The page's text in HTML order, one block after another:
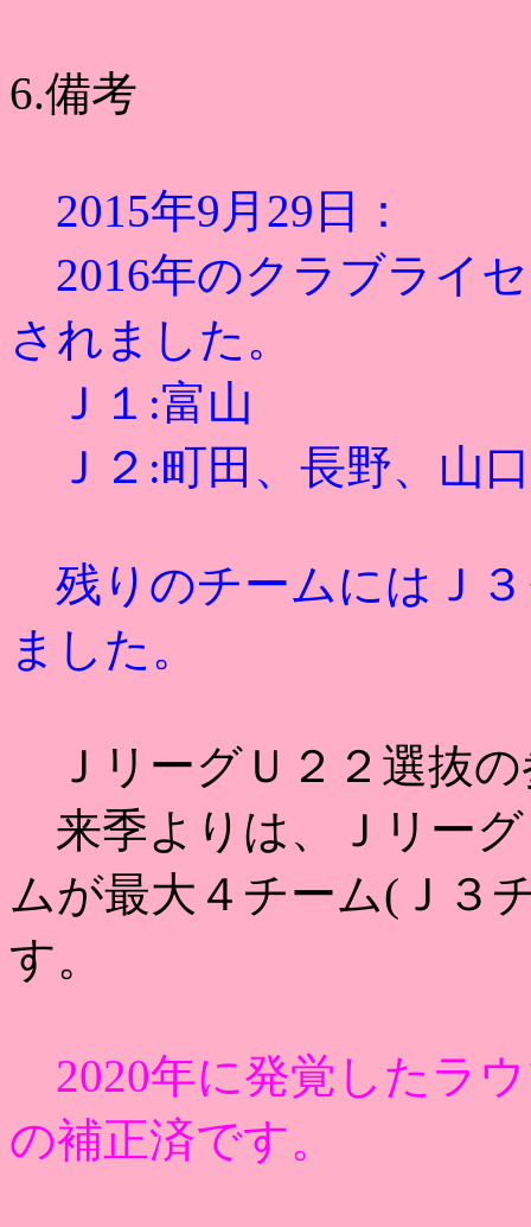
6.備考
2015年9月29日：
2016年のクラブライ
されました。
Ｊ１:富山
Ｊ２:町田、長野、山
残りのチームにはＪ
ました。
ＪリーグＵ２２選抜
来季よりは、Ｊリーグ
ムが最大４チーム(Ｊ３
す。
2020年に発覚したラ
の補正済です。